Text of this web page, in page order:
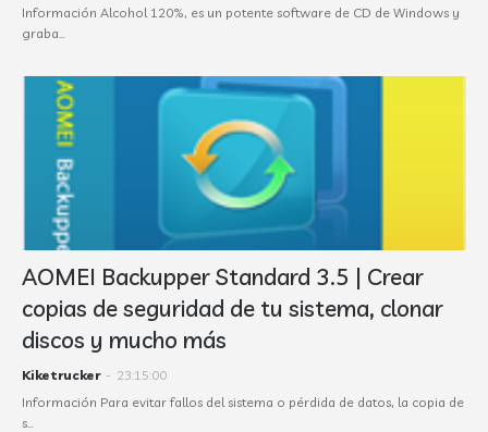
Información Alcohol 120%, es un potente software de CD de Windows y
graba…
AOMEI Backupper Standard 3.5 | Crear
copias de seguridad de tu sistema, clonar
discos y mucho más
Kiketrucker - 23:15:00
Información Para evitar fallos del sistema o pérdida de datos, la copia de
s…